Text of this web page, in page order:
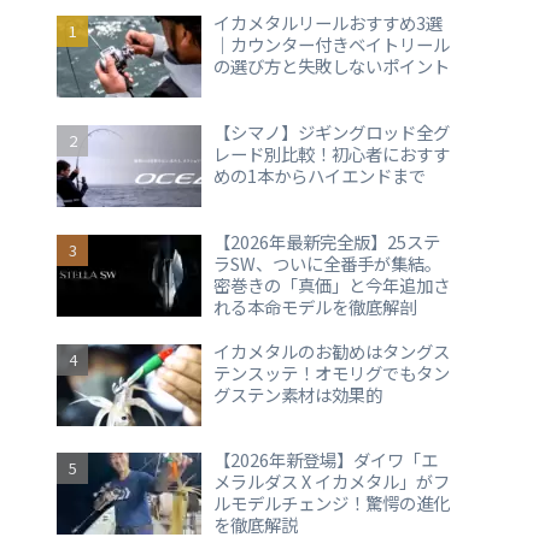
イカメタルリールおすすめ3選
｜カウンター付きベイトリール
の選び方と失敗しないポイント
【シマノ】ジギングロッド全グ
レード別比較！初心者におすす
めの1本からハイエンドまで
【2026年最新完全版】25ステ
ラSW、ついに全番手が集結。
密巻きの「真価」と今年追加さ
れる本命モデルを徹底解剖
イカメタルのお勧めはタングス
テンスッテ！オモリグでもタン
グステン素材は効果的
【2026年新登場】ダイワ「エ
メラルダス X イカメタル」がフ
ルモデルチェンジ！驚愕の進化
を徹底解説